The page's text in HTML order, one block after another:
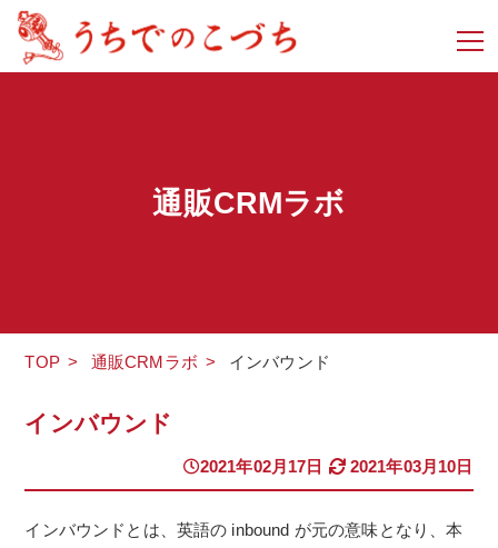
通販CRMラボ
TOP > 通販CRMラボ > インバウンド
インバウンド
2021年02月17日 2021年03月10日
インバウンドとは、英語の inbound が元の意味となり、本